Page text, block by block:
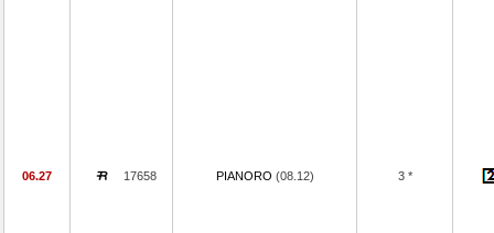
06.27 17658 PIANORO (08.12) 3 *